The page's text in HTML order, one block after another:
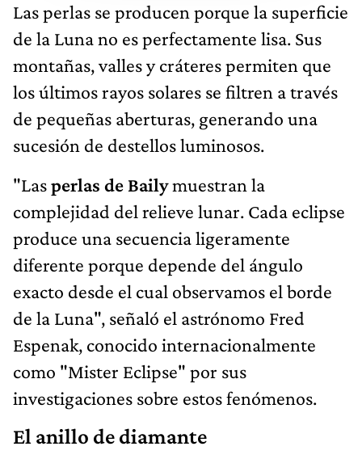
Las perlas se producen porque la superficie
de la Luna no es perfectamente lisa. Sus
montañas, valles y cráteres permiten que
los últimos rayos solares se filtren a través
de pequeñas aberturas, generando una
sucesión de destellos luminosos.
"Lasperlas de Bailymuestran la
complejidad del relieve lunar. Cada eclipse
produce una secuencia ligeramente
diferente porque depende del ángulo
exacto desde el cual observamos el borde
de la Luna", señaló el astrónomo Fred
Espenak, conocido internacionalmente
como "Mister Eclipse" por sus
investigaciones sobre estos fenómenos.
El anillo de diamante